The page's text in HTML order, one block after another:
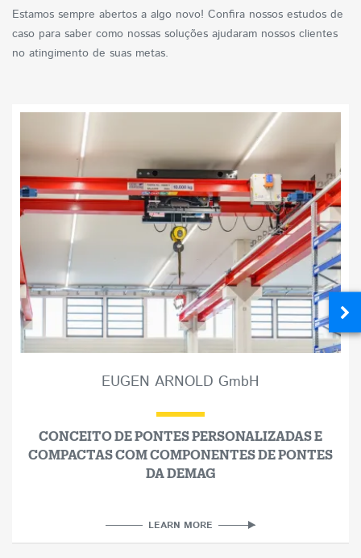
Estamos sempre abertos a algo novo! Confira nossos estudos de
caso para saber como nossas soluções ajudaram nossos clientes
no atingimento de suas metas.
EUGEN ARNOLD GmbH
CONCEITO DE PONTES PERSONALIZADAS E
COMPACTAS COM COMPONENTES DE PONTES
DA DEMAG
LEARN MORE